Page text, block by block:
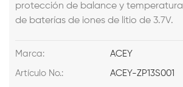
protección de balance y temperatura
de baterías de iones de litio de 3.7V.
Marca: ACEY
Artículo No.: ACEY-ZP13S001